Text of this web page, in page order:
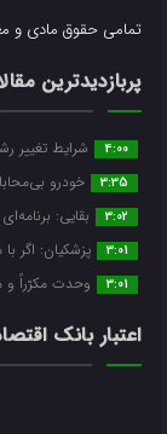
تمامی حقوق مادی و
پربازدیدترین
4:00 شرایط تغییر
3:35 خودرو
3:02 بقایی:
3:01 پزشکیان: اگر
3:01 وحدت مکرّراً و
اعتبار بانک